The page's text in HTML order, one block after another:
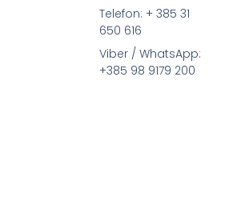
Telefon: + 385 31
650 616
Viber / WhatsApp:
+385 98 9179 200